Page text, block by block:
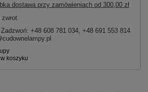
dostawa przy zamówieniach od 300,00 zł
zwrot
+48 608 781 034, +48 691 553 814